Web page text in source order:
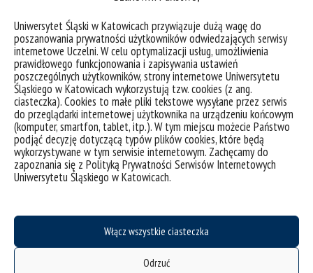
Uniwersytet Śląski w Katowicach przywiązuje dużą wagę do
poszanowania prywatności użytkowników odwiedzających serwisy
internetowe Uczelni. W celu optymalizacji usług, umożliwienia
prawidłowego funkcjonowania i zapisywania ustawień
poszczególnych użytkowników, strony internetowe Uniwersytetu
Śląskiego w Katowicach wykorzystują tzw. cookies (z ang.
ciasteczka). Cookies to małe pliki tekstowe wysyłane przez serwis
do przeglądarki internetowej użytkownika na urządzeniu końcowym
(komputer, smartfon, tablet, itp.). W tym miejscu możecie Państwo
podjąć decyzję dotyczącą typów plików cookies, które będą
wykorzystywane w tym serwisie internetowym. Zachęcamy do
zapoznania się z Polityką Prywatności Serwisów Internetowych
Uniwersytetu Śląskiego w Katowicach.
Włącz wszystkie ciasteczka
Odrzuć
Kryteria stypendialne
Wzory druków